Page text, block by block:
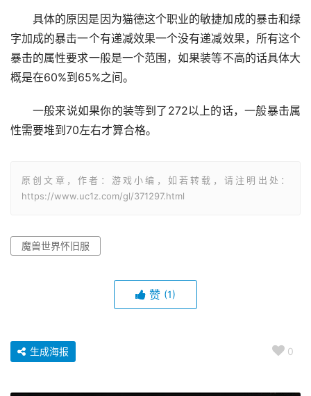
具体的原因是因为猫德这个职业的敏捷加成的暴击和绿
字加成的暴击一个有递减效果一个没有递减效果，所有这个
暴击的属性要求一般是一个范围，如果装等不高的话具体大
概是在60%到65%之间。
一般来说如果你的装等到了272以上的话，一般暴击属
性需要堆到70左右才算合格。
原创文章，作者：游戏小编，如若转载，请注明出处：
https://www.uc1z.com/gl/371297.html
魔兽世界怀旧服
赞 (1)
0
生成海报